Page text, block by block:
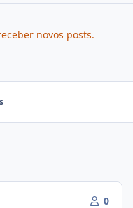
novos posts.
0